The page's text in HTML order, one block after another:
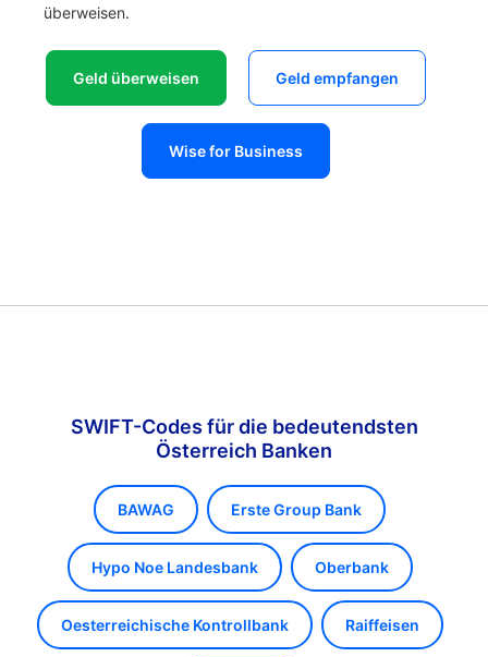
überweisen.
Geld überweisen Geld empfangen
Wise for Business
SWIFT-Codes für die bedeutendsten
Österreich Banken
BAWAG Erste Group Bank
Hypo Noe Landesbank Oberbank
Oesterreichische Kontrollbank Raiffeisen